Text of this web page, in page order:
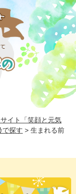
イト「笑顔と元気
で探す > 生まれる前